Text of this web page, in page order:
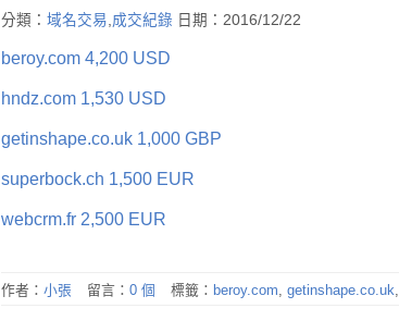
分類： 域名交易,成交紀錄 日期：2016/12/22
beroy.com 4,200 USD
hndz.com 1,530 USD
getinshape.co.uk 1,000 GBP
superbock.ch 1,500 EUR
webcrm.fr 2,500 EUR
作者： 小張 留言： 0 個 標籤： beroy.com, getinshape.co.uk,